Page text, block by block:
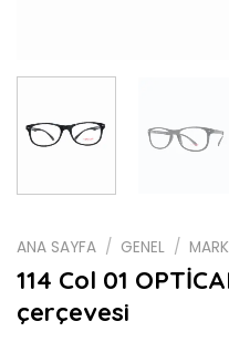
ANA SAYFA / GENEL /
114 Col 01
çerçevesi